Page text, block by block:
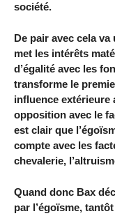
société.
De pair avec cela
met les intérêts
d’égalité avec les
transforme le
influence extérieure
opposition avec le
est clair que
compte avec les
chevalerie,
Quand donc Bax
par l’égoïsme,